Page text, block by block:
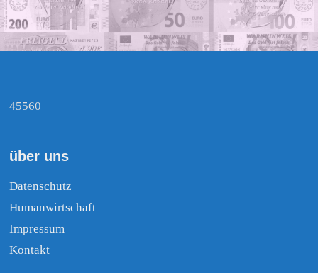
45560
über uns
Datenschutz
Humanwirtschaft
Impressum
Kontakt